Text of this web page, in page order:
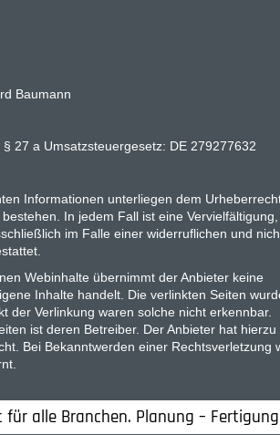
Baumann
27 a Umsatzsteuergesetz: DE 279277632
Informationen unterliegen dem
In jedem Fall ist eine Vervielfältigung,
im Falle einer widerruflichen und
Webinhalte übernimmt der Anbieter keine
Inhalte handelt. Die verlinkten Seiten
der Verlinkung waren solche nicht erkennbar.
ist deren Betreiber. Der Anbieter hat hierzu
Bei Bekanntwerden einer Rechtsverletzung
alle Branchen. Planung –